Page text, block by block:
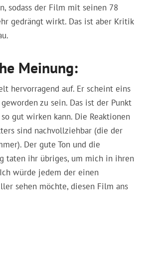
sodass der Film mit seinen 78
gedrängt wirkt. Das ist aber Kritik
Meinung:
hervorragend auf. Er scheint eins
zu sein. Das ist der Punkt
gut wirken kann. Die Reaktionen
sind nachvollziehbar (die der
Der gute Ton und die
taten ihr übriges, um mich in ihren
würde jedem der einen
sehen möchte, diesen Film ans